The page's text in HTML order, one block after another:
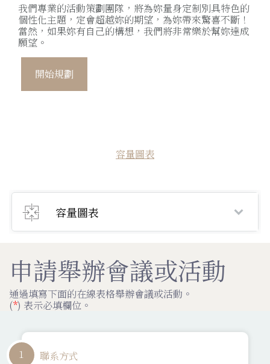
我們專業的活動策劃團隊，將為妳量身定制別具特色的
個性化主題，定會超越妳的期望，為妳帶來驚喜不斷！
當然，如果妳有自己的構想，我們將非常樂於幫妳達成
願望。
開始規劃
容量圖表
容量圖表
申請舉辦會議或活動
通過填寫下面的在線表格舉辦會議或活動。
(*) 表示必填欄位。
1
聯系方式